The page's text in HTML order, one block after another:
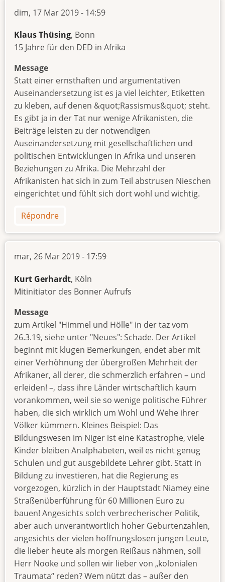
dim, 17 Mar 2019 - 14:59
Klaus Thüsing, Bonn
15 Jahre für den DED in Afrika
Message
Statt einer ernsthaften und argumentativen
Auseinandersetzung ist es ja viel leichter, Etiketten
zu kleben, auf denen &quot;Rassismus&quot; steht.
Es gibt ja in der Tat nur wenige Afrikanisten, die
Beiträge leisten zu der notwendigen
Auseinandersetzung mit gesellschaftlichen und
politischen Entwicklungen in Afrika und unseren
Beziehungen zu Afrika. Die Mehrzahl der
Afrikanisten hat sich in zum Teil abstrusen Nieschen
eingerichtet und fühlt sich dort wohl und wichtig.
Répondre
mar, 26 Mar 2019 - 17:59
Kurt Gerhardt, Köln
Mitinitiator des Bonner Aufrufs
Message
zum Artikel "Himmel und Hölle" in der taz vom
26.3.19, siehe unter "Neues": Schade. Der Artikel
beginnt mit klugen Bemerkungen, endet aber mit
einer Verhöhnung der übergroßen Mehrheit der
Afrikaner, all derer, die schmerzlich erfahren – und
erleiden! –, dass ihre Länder wirtschaftlich kaum
vorankommen, weil sie so wenige politische Führer
haben, die sich wirklich um Wohl und Wehe ihrer
Völker kümmern. Kleines Beispiel: Das
Bildungswesen im Niger ist eine Katastrophe, viele
Kinder bleiben Analphabeten, weil es nicht genug
Schulen und gut ausgebildete Lehrer gibt. Statt in
Bildung zu investieren, hat die Regierung es
vorgezogen, kürzlich in der Hauptstadt Niamey eine
Straßenüberführung für 60 Millionen Euro zu
bauen! Angesichts solch verbrecherischer Politik,
aber auch unverantwortlich hoher Geburtenzahlen,
angesichts der vielen hoffnungslosen jungen Leute,
die lieber heute als morgen Reißaus nähmen, soll
Herr Nooke und sollen wir lieber von „kolonialen
Traumata“ reden? Wem nützt das – außer den